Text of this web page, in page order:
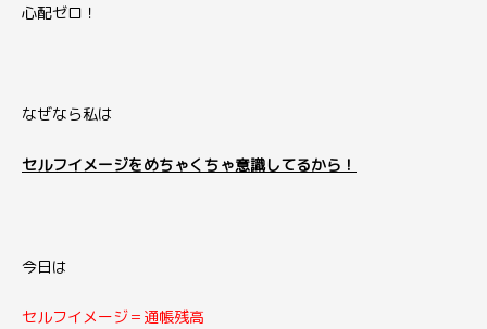
心配ゼロ！
なぜなら私は
セルフイメージをめちゃくちゃ意識してるから！
今日は
セルフイメージ＝通帳残高